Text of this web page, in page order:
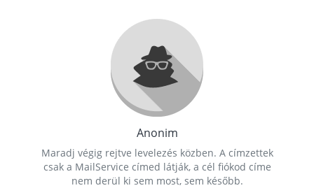
Anonim
Maradj végig rejtve levelezés közben. A címzettek
csak a MailService címed látják, a cél fiókod címe
nem derül ki sem most, sem később.